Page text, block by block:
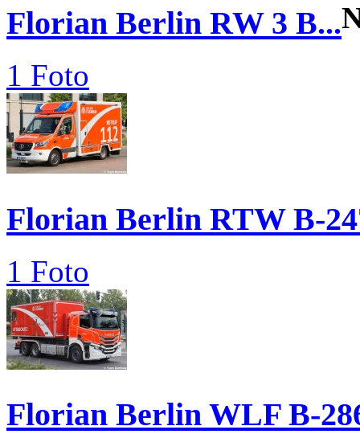
Florian Berlin RW 3 B...
1 Foto
Florian Berlin RTW B-
1 Foto
Florian Berlin WLF B-